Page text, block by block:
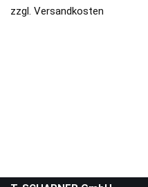
zzgl. Versandkosten